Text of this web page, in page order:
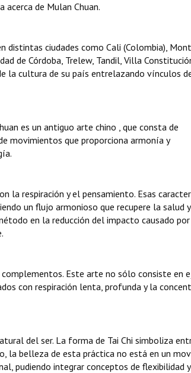
de Mulan Chuan.
distintas ciudades como Cali (Colombia),
de Córdoba, Trelew, Tandil, Villa
la cultura de su país entrelazando vínculos
es un antiguo arte chino , que consta de
movimientos que proporciona armonía y
la respiración y el pensamiento. Esas
un flujo armonioso que recupere la salud y
en la reducción del impacto causado
Este arte no sólo consiste en
con respiración lenta, profunda y la
del ser. La forma de Tai Chi simboliza
la belleza de esta práctica no está en un
pudiendo integrar conceptos de flexibilidad y